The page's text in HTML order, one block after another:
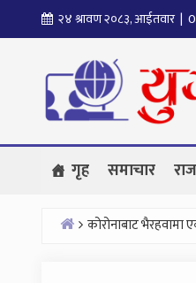
to
२४ श्रावण २०८३, आईतवार |
गृह समाचार
कोरोनाबाट भैरहवामा